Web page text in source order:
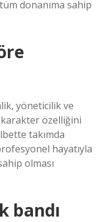
donanıma sahip
yöneticilik ve
özelliğini
takımda
hayatıyla
olması
bandı